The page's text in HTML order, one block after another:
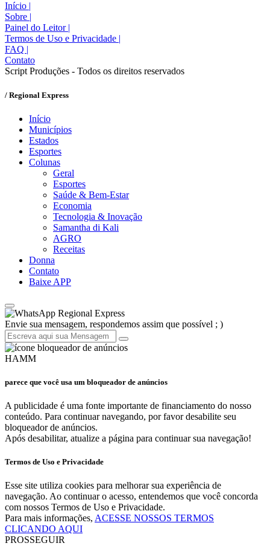
Início |
Sobre |
Painel do Leitor |
Termos de Uso e Privacidade |
FAQ |
Contato
Script Produções - Todos os direitos reservados
/ Regional Express
Início
Municípios
Estados
Esportes
Colunas
Geral
Esportes
Saúde & Bem-Estar
Economia
Tecnologia & Inovação
Samantha di Kali
AGRO
Receitas
Donna
Contato
Baixe APP
Regional Express
Envie sua mensagem, respondemos assim que possível ; )
HAMM
parece que você usa um bloqueador de anúncios
A publicidade é uma fonte importante de financiamento do nosso
conteúdo. Para continuar navegando, por favor desabilite seu
bloqueador de anúncios.
Após desabilitar, atualize a página para continuar sua navegação!
Termos de Uso e Privacidade
Esse site utiliza cookies para melhorar sua experiência de
navegação. Ao continuar o acesso, entendemos que você concorda
com nossos Termos de Uso e Privacidade.
Para mais informações, ACESSE NOSSOS TERMOS
CLICANDO AQUI
PROSSEGUIR